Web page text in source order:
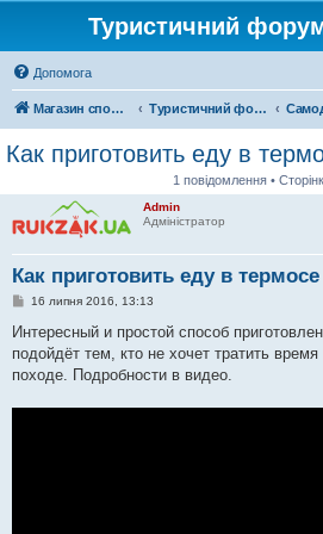
Туристичний
Допомога
Магазин спорядження Туристичний форум «Рюкзак»
Как приготовить еду в
1 повідомлення •
Admin
Адміністратор
Как приготовить еду в термосе
П
в
д
о
16 липня 2016, 13:13
Интересный и простой способ
подойдёт тем, кто не хочет тратить
походе. Подробности в видео.